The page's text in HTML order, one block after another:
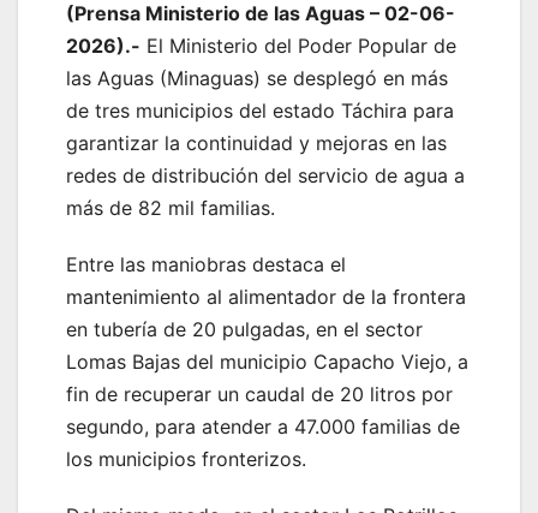
(Prensa Ministerio de las Aguas – 02-06-
2026).- El Ministerio del Poder Popular de
las Aguas (Minaguas) se desplegó en más
de tres municipios del estado Táchira para
garantizar la continuidad y mejoras en las
redes de distribución del servicio de agua a
más de 82 mil familias.
​Entre las maniobras destaca el
mantenimiento al alimentador de la frontera
en tubería de 20 pulgadas, en el sector
Lomas Bajas del municipio Capacho Viejo, a
fin de recuperar un caudal de 20 litros por
segundo, para atender a 47.000 familias de
los municipios fronterizos.